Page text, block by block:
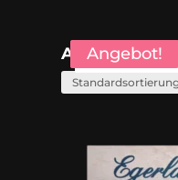
Alle 5Angebot!
Angebot!
Angebot!